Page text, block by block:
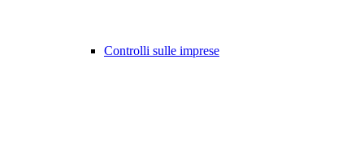
Controlli sulle imprese